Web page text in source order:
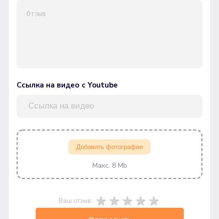
Ссылка на видео с Youtube
Добавить фотографии
Макс. 8 Mb
Ваш отзыв: